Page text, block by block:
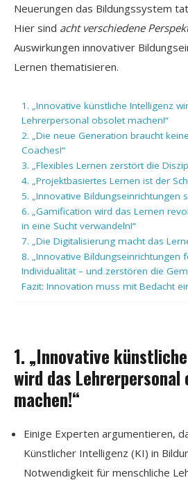
Neuerungen das Bildungssystem
Hier sind acht verschiedene
Auswirkungen innovativer
Lernen thematisieren.
1. „Innovative künstliche Intelligenz
Lehrerpersonal obsolet machen!“
2. „Die neue Generation braucht
Coaches!“
3. „Flexibles Lernen zerstört die
4. „Projektbasiertes Lernen ist der
5. „Innovative Bildungseinrichtungen
6. „Gamification wird das Lernen
in eine Sucht verwandeln!“
7. „Die Digitalisierung macht das
8. „Innovative Bildungseinrichtungen
Individualität – und zerstören die
Fazit: Innovation muss mit Bedacht
1. „Innovative
wird das Lehrerpersonal
machen!“
Einige Experten argumentieren,
Künstlicher Intelligenz (KI) in
Notwendigkeit für menschliche